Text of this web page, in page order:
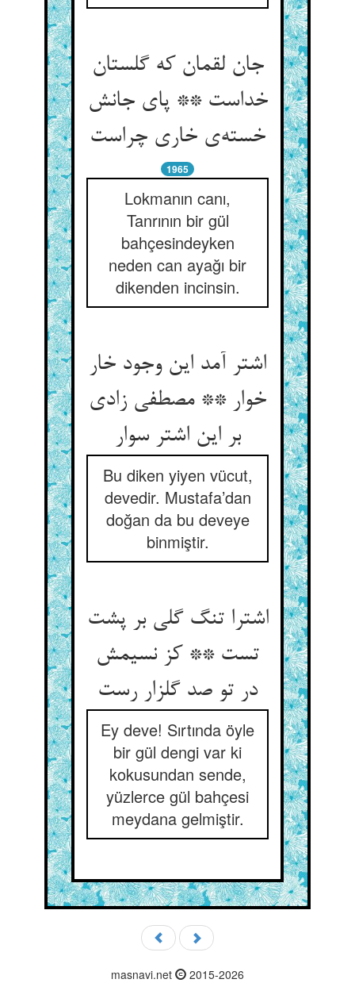
جان لقمان که گلستان
خداست ** پای جانش
1965
Lokmanın canı,
Tanrının bir gül
bahçesindeyken
neden can ayağı bir
dikenden incinsin.
اشتر آمد این وجود خار
خوار ** مصطفی زادی
بر این اشتر سوار
Bu diken yiyen vücut,
devedir. Mustafa’dan
doğan da bu deveye
binmiştir.
اشترا تنگ گلی بر پشت
تست ** کز نسیمش
Ey deve! Sırtında öyle
bir gül dengi var ki
kokusundan sende,
yüzlerce gül bahçesi
meydana gelmiştir.
masnavi.net 2015-2026